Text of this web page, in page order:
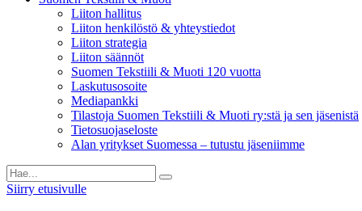
Liiton hallitus
Liiton henkilöstö & yhteystiedot
Liiton strategia
Liiton säännöt
Suomen Tekstiili & Muoti 120 vuotta
Laskutusosoite
Mediapankki
Tilastoja Suomen Tekstiili & Muoti ry:stä ja sen jäsenistä
Tietosuojaseloste
Alan yritykset Suomessa – tutustu jäseniimme
Siirry etusivulle